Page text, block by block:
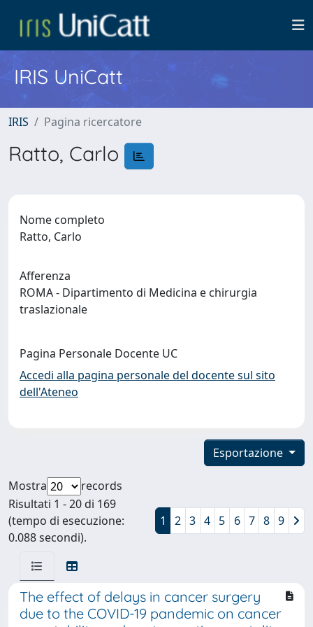
IRIS UniCatt
IRIS Pagina ricercatore
Ratto, Carlo
Nome completo
Ratto, Carlo
Afferenza
ROMA - Dipartimento di Medicina e chirurgia
traslazionale
Pagina Personale Docente UC
Accedi alla pagina personale del docente sul sito
dell'Ateneo
Esportazione
Mostra
records
Risultati 1 - 20 di 169
(tempo di esecuzione:
0.088 secondi).
1 2 3 4 5 6 7 8 9
The effect of delays in cancer surgery
due to the COVID-19 pandemic on cancer